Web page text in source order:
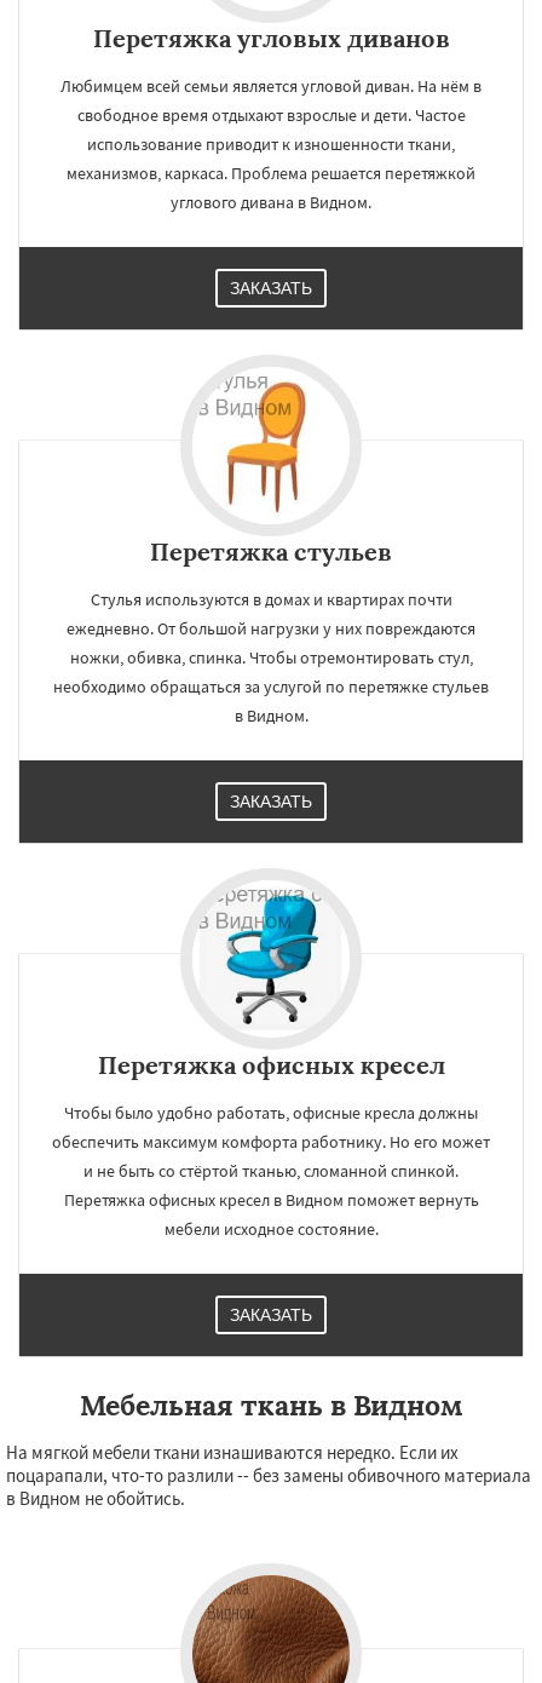
Перетяжка угловых диванов
Любимцем всей семьи является угловой диван. На нём в
свободное время отдыхают взрослые и дети. Частое
использование приводит к изношенности ткани,
механизмов, каркаса. Проблема решается перетяжкой
углового дивана в Видном.
ЗАКАЗАТЬ
Перетяжка стульев
Стулья используются в домах и квартирах почти
ежедневно. От большой нагрузки у них повреждаются
ножки, обивка, спинка. Чтобы отремонтировать стул,
необходимо обращаться за услугой по перетяжке стульев
в Видном.
ЗАКАЗАТЬ
Перетяжка офисных кресел
Чтобы было удобно работать, офисные кресла должны
обеспечить максимум комфорта работнику. Но его может
и не быть со стёртой тканью, сломанной спинкой.
Перетяжка офисных кресел в Видном поможет вернуть
мебели исходное состояние.
ЗАКАЗАТЬ
Мебельная ткань в Видном
На мягкой мебели ткани изнашиваются нередко. Если их
поцарапали, что-то разлили -- без замены обивочного материала
в Видном не обойтись.